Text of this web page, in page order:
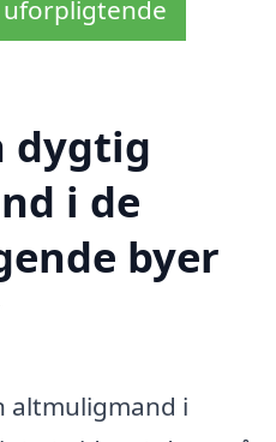
dygtig
i de
byer
altmuligmand i